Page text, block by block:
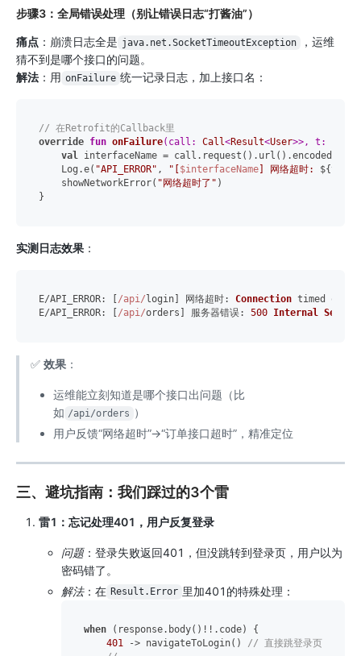
步骤3：全局错误处理（别让错误日志“打酱油”）
痛点 ：崩溃日志全是 java.net.SocketTimeoutException
，运维
猜不到是哪个接口的问题。
解法 ：用 onFailure 统一记录日志，加上接口名：
// 在Retrofit的Callback里
override fun onFailure(call: Call<Result<User>>, t:
val interfaceName = call.request().url().encodedPath
    Log.e(
"API_ERROR" , "[ $interfaceName ] 网络超时:
    showNetworkError(
"网络超时了" )
实测日志效果 ：
E/API_ERROR: [ /api/ login] 网络超时: Connection timed out
E/API_ERROR: [ /api/orders] 服务器错误: 500 Internal Server
✅ 效果：
运维能立刻知道是哪个接口出问题（比
如 /api/orders ）
用户反馈“网络超时”→“订单接口超时”，精准定位
三、避坑指南：我们踩过的3个雷
雷1：忘记处理401，用户反复登录
问题：登录失败返回401，但没跳转到登录页，用户以为
密码错了。
解法：在 Result.Error 里加401的特殊处理：
when (response.body()!!.code) {
401
-> navigateToLogin() // 直接跳登录页